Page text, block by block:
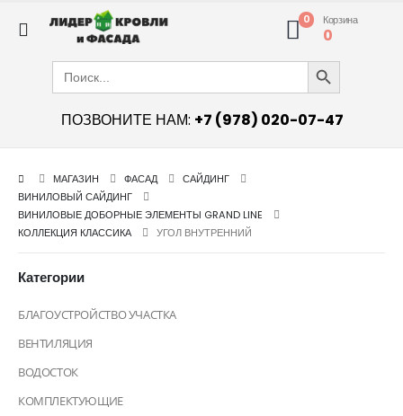
0 Корзина
0
Search
for:
Search Button
ПОЗВОНИТЕ НАМ: +7 (978) 020-07-47
МАГАЗИН ФАСАД
САЙДИНГ
ВИНИЛОВЫЙ САЙДИНГ
ВИНИЛОВЫЕ ДОБОРНЫЕ ЭЛЕМЕНТЫ GRAND LINE
КОЛЛЕКЦИЯ КЛАССИКА
УГОЛ ВНУТРЕННИЙ
Категории
БЛАГОУСТРОЙСТВО УЧАСТКА
ВЕНТИЛЯЦИЯ
ВОДОСТОК
КОМПЛЕКТУЮЩИЕ